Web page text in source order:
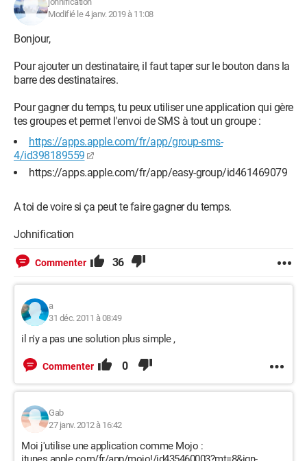
Modifié le 4 janv. 2019 à 11:08
Bonjour,
Pour ajouter un destinataire, il faut taper sur le bouton dans la
barre des destinataires.
Pour gagner du temps, tu peux utiliser une application qui gère
tes groupes et permet l'envoi de SMS à tout un groupe :
https://apps.apple.com/fr/app/group-sms-
4/id398189559
https://apps.apple.com/fr/app/easy-group/id461469079
A toi de voire si ça peut te faire gagner du temps.
Johnification
Commenter 36
a
31 déc. 2011 à 08:49
il n'y a pas une solution plus simple ,
Commenter 0
Gab
27 janv. 2012 à 16:42
Moi j'utilise une application comme Mojo :